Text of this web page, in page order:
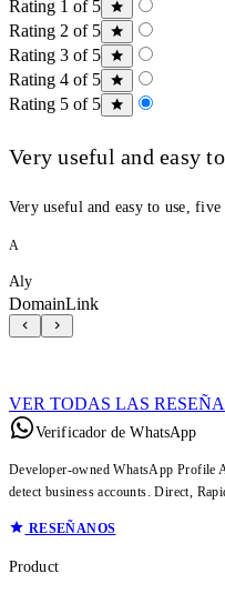
Rating 1 of 5
Rating 2 of 5
Rating 3 of 5
Rating 4 of 5
Rating 5 of 5
Very useful and easy
Very useful and easy to use, five
A
Aly
DomainLink
VER TODAS LAS
Verificador de WhatsApp
Developer-owned WhatsApp Profile
detect business accounts. Direct,
RESEÑANOS
Product